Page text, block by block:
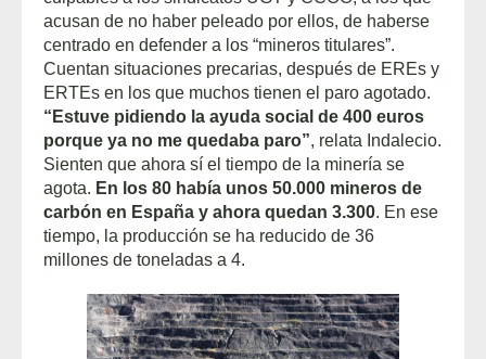
acusan de no haber peleado por ellos, de haberse
centrado en defender a los “mineros titulares”.
Cuentan situaciones precarias, después de EREs y
ERTEs en los que muchos tienen el paro agotado.
“Estuve pidiendo la ayuda social de 400 euros
porque ya no me quedaba paro”, relata Indalecio.
Sienten que ahora sí el tiempo de la minería se
agota. En los 80 había unos 50.000 mineros de
carbón en España y ahora quedan 3.300. En ese
tiempo, la producción se ha reducido de 36
millones de toneladas a 4.